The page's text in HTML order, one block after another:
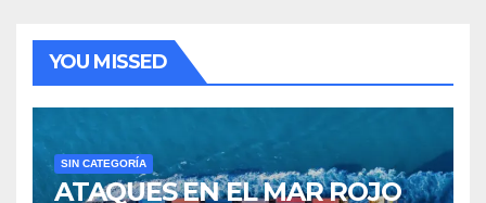
YOU MISSED
SIN CATEGORÍA
ATAQUES EN EL MAR ROJO